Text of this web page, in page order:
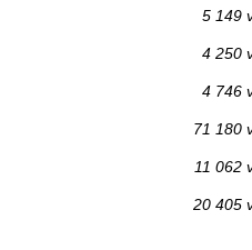
5 149
4 250
4 746
71 180
11 062
20 405